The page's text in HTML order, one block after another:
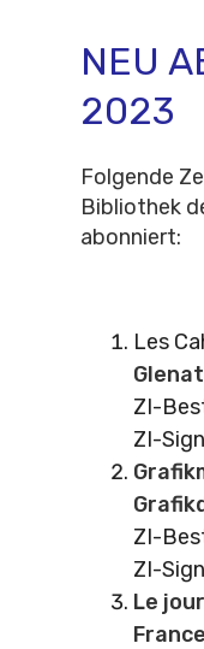
NEU
2023
Folgende
Bibliothek
abonniert:
Les
Glenat
ZI-
ZI-
ZI-
ZI-
Le
France